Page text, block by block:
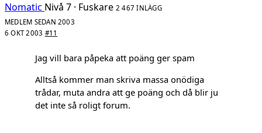
Nomatic Nivå 7 · Fuskare 2 467 INLÄGG
MEDLEM SEDAN 2003
6 OKT 2003 #11
Jag vill bara påpeka att poäng ger spam
Alltså kommer man skriva massa onödiga
trådar, muta andra att ge poäng och då blir ju
det inte så roligt forum.